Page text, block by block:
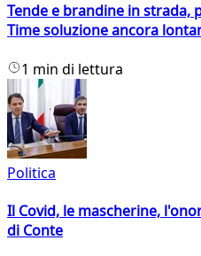
Tende e brandine in strada,
Time soluzione ancora
1 min di lettura
Politica
Il Covid, le mascherine,
di Conte